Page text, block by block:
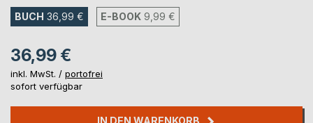
BUCH 36,99 € E-BOOK 9,99 €
36,99 €
inkl. MwSt. / portofrei
sofort verfügbar